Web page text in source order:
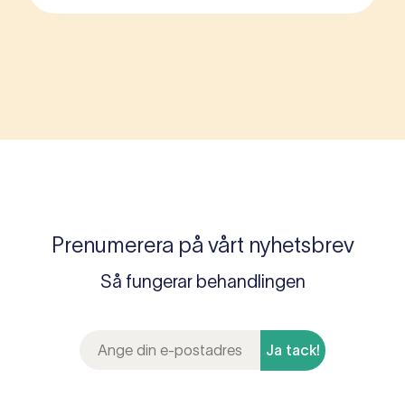
Prenumerera på vårt nyhetsbrev
Så fungerar behandlingen
Ja tack!